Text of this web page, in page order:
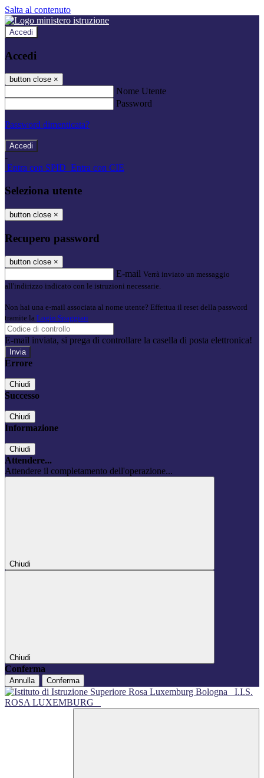
Salta al contenuto
Accedi
Accedi
button close ×
Nome Utente
Password
Password dimenticata?
-
Entra con SPID Entra con CIE
Seleziona utente
button close ×
Recupero password
button close ×
E-mail Verrà inviato un messaggio
all'indirizzo indicato con le istruzioni necessarie.
Non hai una e-mail associata al nome utente? Effettua il reset della password
tramite la Login Spaggiari
E-mail inviata, si prega di controllare la casella di posta elettronica!
Errore
Chiudi
Successo
Chiudi
Informazione
Chiudi
Attendere...
Attendere il completamento dell'operazione...
Chiudi
Chiudi
Conferma
Annulla Conferma
I.I.S.
ROSA LUXEMBURG